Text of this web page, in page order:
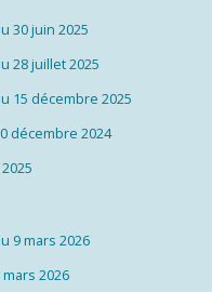
30 juin 2025
28 juillet 2025
15 décembre 2025
décembre 2024
9 mars 2026
2026